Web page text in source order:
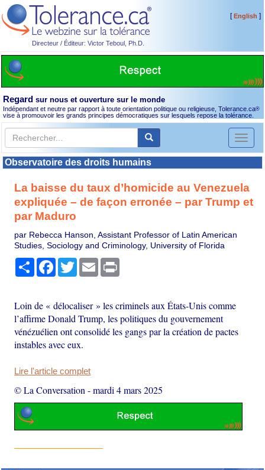
Directeur / Éditeur: Victor Teboul, Ph.D.
[English ]
Regard sur nous et ouverture sur le monde
Indépendant et neutre par rapport à toute orientation politique ou religieuse, Tolerance.ca®
vise à promouvoir les grands principes démocratiques sur lesquels repose la tolérance.
Toggle
Observatoire des droits humains
La baisse du taux d’homicide au Venezuela
expliquée – de façon erronée – par Trump et
par Maduro
par Rebecca Hanson, Assistant Professor of Latin American
Studies, Sociology and Criminology, University of Florida
PartagerFacebook
TwitterEmail
Loin de « délocaliser » les criminels aux États-Unis comme
l’affirme Donald Trump, les politiques du gouvernement
vénézuélien ont consolidé les gangs par la création de pactes
instables avec eux.
Lire l'article complet
© La Conversation -mardi 4 mars 2025